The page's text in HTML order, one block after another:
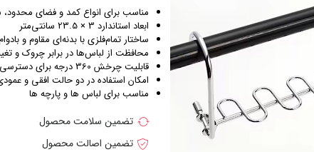
مناسب برای انواع کمد و فضای
ابعاد استاندارد 3 × 23.5 سانتی‌متر
ساختار تمام‌فلزی با بدنه‌ای مقاوم و
محافظت از لباس‌ها در برابر چروک و
قابلیت چرخش 360 درجه برای دسترسی آسان و تنظیم موقعیت دلخواه
امکان استفاده در دو حالت افقی و
مناسب برای لباس ها و پارچه ها
تضمین سلامت محصول
تضمین اصالت محصول